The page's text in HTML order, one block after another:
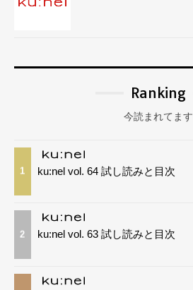
Ranking
今読まれてます
1 ku:nel vol. 64 試し読みと目次
2 ku:nel vol. 63 試し読みと目次